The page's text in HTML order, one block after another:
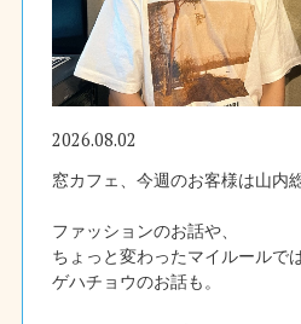
2026.08.02
窓カフェ、今週のお客様は山内
ファッションのお話や、
ちょっと変わったマイルールで
ゲハチョウのお話も。